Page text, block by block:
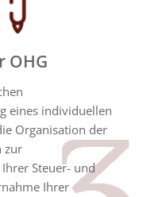
OHG
eines individuellen
Organisation der
zur
Steuer- und
Ihrer